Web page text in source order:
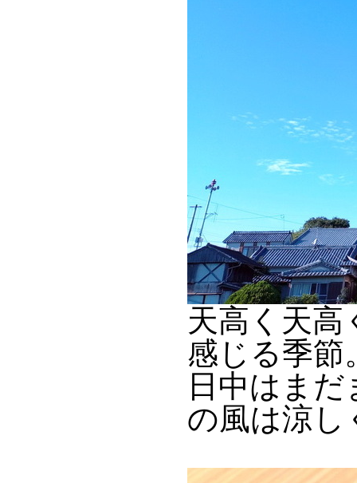
天高く天高
感じる季節
日中はま
の風は涼し